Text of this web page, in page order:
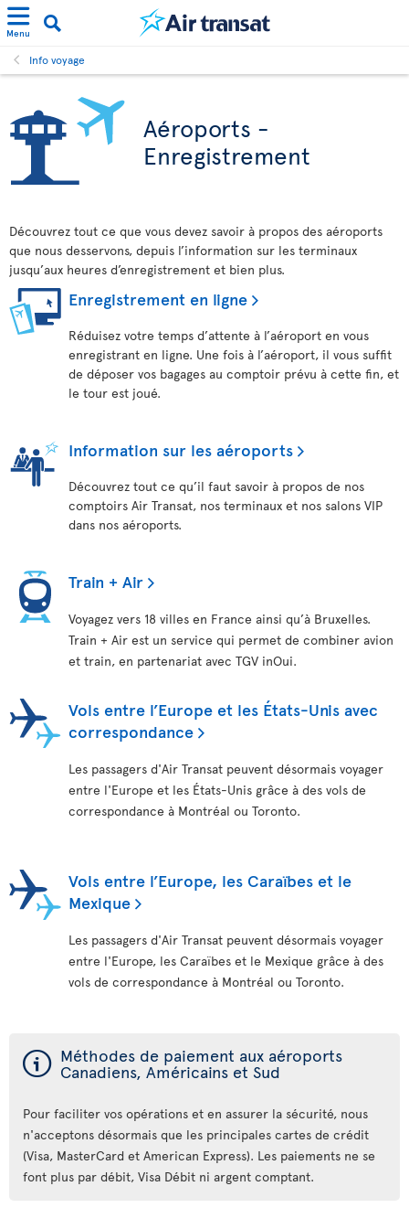
Menu
Info voyage
Aéroports -
Enregistrement
Découvrez tout ce que vous devez savoir à propos des aéroports
que nous desservons, depuis l’information sur les terminaux
jusqu’aux heures d’enregistrement et bien plus.
Enregistrement en ligne
Réduisez votre temps d’attente à l’aéroport en vous
enregistrant en ligne. Une fois à l’aéroport, il vous suffit
de déposer vos bagages au comptoir prévu à cette fin, et
le tour est joué.
Information sur les aéroports
Découvrez tout ce qu’il faut savoir à propos de nos
comptoirs Air Transat, nos terminaux et nos salons VIP
dans nos aéroports.
Train + Air
Voyagez vers 18 villes en France ainsi qu’à Bruxelles.
Train + Air est un service qui permet de combiner avion
et train, en partenariat avec TGV inOui.
Vols entre l’Europe et les États-Unis avec
correspondance
Les passagers d'Air Transat peuvent désormais voyager
entre l'Europe et les États-Unis grâce à des vols de
correspondance à Montréal ou Toronto.
Vols entre l’Europe, les Caraïbes et le
Mexique
Les passagers d'Air Transat peuvent désormais voyager
entre l'Europe, les Caraïbes et le Mexique grâce à des
vols de correspondance à Montréal ou Toronto.
ý Méthodes de paiement aux aéroports
Canadiens, Américains et Sud
Pour faciliter vos opérations et en assurer la sécurité, nous
n'acceptons désormais que les principales cartes de crédit
(Visa, MasterCard et American Express). Les paiements ne se
font plus par débit, Visa Débit ni argent comptant.